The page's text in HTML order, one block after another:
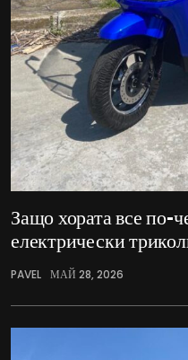
Защо хората все по-
електрически
PAVEL МАЙ 28, 2026